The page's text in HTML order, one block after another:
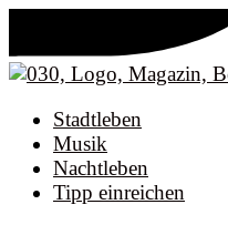
Stadtleben
Musik
Nachtleben
Tipp einreichen